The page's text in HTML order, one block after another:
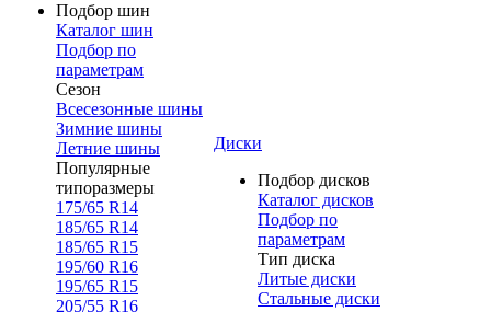
Подбор шин
Каталог шин
Подбор по
параметрам
Сезон
Всесезонные шины
Зимние шины
Летние шины
Популярные
типоразмеры
175/65 R14
185/65 R14
185/65 R15
195/60 R16
195/65 R15
205/55 R16
Диски
Подбор дисков
Каталог дисков
Подбор по
параметрам
Тип диска
Литые диски
Стальные диски